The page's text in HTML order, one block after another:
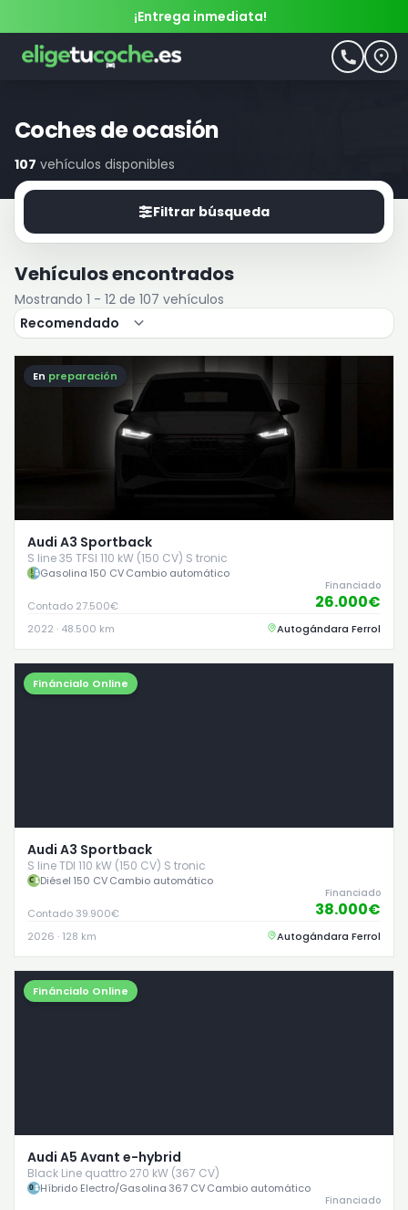
¡Entrega inmediata!
Coches de ocasión
107 vehículos disponibles
Filtrar búsqueda
Vehículos encontrados
Mostrando 1 - 12 de 107 vehículos
En preparación
Audi A3 Sportback
S line 35 TFSI 110 kW (150 CV) S tronic
Gasolina·150 CV·Cambio automático
Contado 27.500€
Financiado
26.000€
2022 · 48.500 km Autogándara Ferrol
Fináncialo Online
Audi A3 Sportback
S line TDI 110 kW (150 CV) S tronic
Diésel·150 CV·Cambio automático
Contado 39.900€
Financiado
38.000€
2026 · 128 km Autogándara Ferrol
Fináncialo Online
Audi A5 Avant e-hybrid
Black Line quattro 270 kW (367 CV)
Híbrido Electro/Gasolina·367 CV·Cambio automático
Financiado